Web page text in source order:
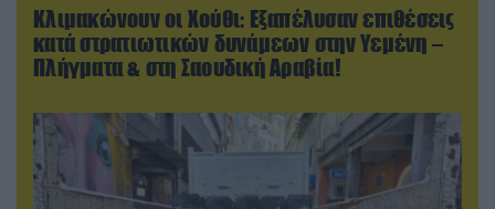
Κλιμακώνουν οι Χούθι: Eξαπέλυσαν επιθέσεις
κατά στρατιωτικών δυνάμεων στην Υεμένη –
Πλήγματα & στη Σαουδική Αραβία!